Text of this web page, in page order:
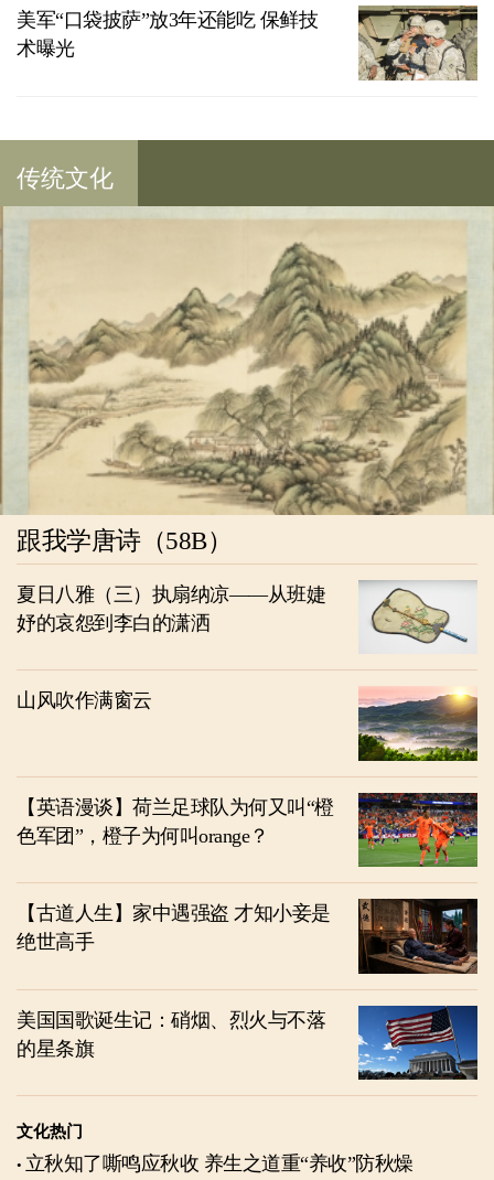
美军“口袋披萨”放3年还能吃 保鲜技
术曝光
传统文化
跟我学唐诗（58B）
夏日八雅（三）执扇纳凉——从班婕
妤的哀怨到李白的潇洒
山风吹作满窗云
【英语漫谈】荷兰足球队为何又叫“橙
色军团”，橙子为何叫orange？
【古道人生】家中遇强盗 才知小妾是
绝世高手
美国国歌诞生记：硝烟、烈火与不落
的星条旗
文化热门
立秋知了嘶鸣应秋收 养生之道重“养收”防秋燥